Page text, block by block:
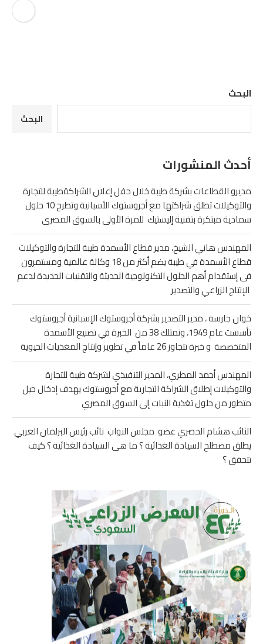
البحث
البحث
أحدث المنشورات
مديرو القطاعات بشركة طيبة خلال حفل إعلان الشراكةطيبة للتجارة
والتوكيلات تطلق شراكتها مع أجروستوك الأسبانية وتطرح 10 حلول
سمادية مبتكرة بتفنية إليستيك للمرة الأولى بالسوق المصرى
المهندس هاني الشيخ، مدير قطاع الأسمدة طيبة للتجارة والتوكيلات
قطاع الأسمدة في طيبة يضم أكثر من 18 وكالة عالمية ومستمرون
فى إستقدام أهم الحلول التكنولوجية الحديثة والتقنيات الجديدة لدعم
الإنتاج الزراعي والتصدير
خوان جارسه ، مدير التصدير بشركة أجروستوك الإسبانية أجروستوك
تأسست عام 1949، ونمتلك 38 من الخبرة في تصنيع الأسمدة
المتخصصة و خبرة تتجاوز 26 عاماً في تطوير وإنتاج المغذيات الحيوية
المهندس أحمد المطري، المدير التنفيذي لشركة طيبة للتجارة
والتوكيلات إطلاق الشراكة التجارية مع أجروستوك يهدف إدخال جيل
متطور من حلول تغذية النبات إلى السوق المصري
النائب هشام الحصري عضو مجلس النواب نائب رئيس البرلمان العربي
يطلق مصطلح السيادة الغذائية ؟ ما هى السيادة الغذائية ؟ كيف
تتحقق ؟